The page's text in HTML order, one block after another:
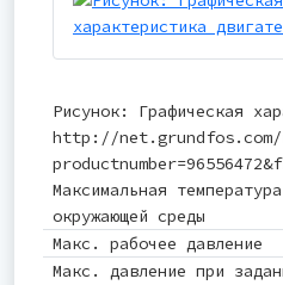
Рисунок: Графическая
http://net.grundfos.com/
Максимальная температура
окружающей среды
Макс. рабочее давление
Макс. давление при